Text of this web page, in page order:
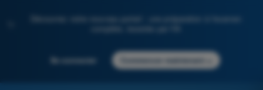
Découvrez notre nouveau portail : une préparation à l'examen
Se connecter Commencer maintenant